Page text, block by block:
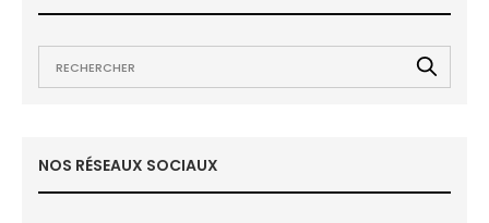
NOS RÉSEAUX SOCIAUX